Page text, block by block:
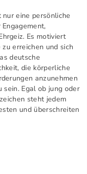
eine persönliche
Es motiviert
erreichen und sich
deutsche
die körperliche
anzunehmen
sein. Egal ob jung oder
steht jedem
und überschreiten